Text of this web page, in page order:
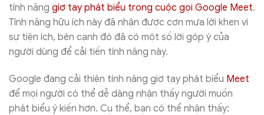
tính năng giơ tay phát biểu trong cuộc gọi Google Meet.
Tính năng hữu ích này đã nhận được cơn mưa lời khen vì
sự tiện ích, bên cạnh đó đã có một số lời góp ý của
người dùng để cải tiến tính năng này.
Google đang cải thiện tính năng giơ tay phát biểu Meet
để mọi người có thể dễ dàng nhận thấy người muốn
phát biểu ý kiến hơn. Cụ thể, bạn có thể nhận thấy: